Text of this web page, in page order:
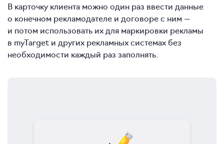
В карточку клиента можно один раз ввести данные
о конечном рекламодателе и договоре с ним —
и потом использовать их для маркировки рекламы
в myTarget и других рекламных системах без
необходимости каждый раз заполнять.